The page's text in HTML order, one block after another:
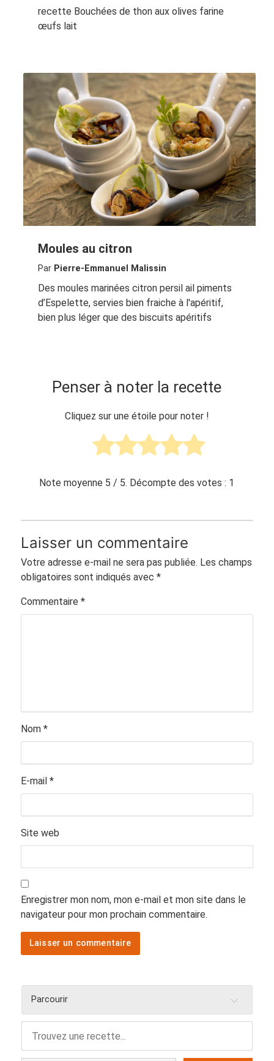
recette Bouchées de thon aux olives farine
œufs lait
Moules au citron
Par Pierre-Emmanuel Malissin
Des moules marinées citron persil ail piments
d’Espelette, servies bien fraiche à l'apéritif,
bien plus léger que des biscuits apéritifs
Penser à noter la recette
Cliquez sur une étoile pour noter !
Note moyenne 5 / 5. Décompte des votes : 1
Laisser un commentaire
Votre adresse e-mail ne sera pas publiée. Les champs
obligatoires sont indiqués avec *
Commentaire *
Nom *
E-mail *
Site web
Enregistrer mon nom, mon e-mail et mon site dans le
navigateur pour mon prochain commentaire.
Parcourir